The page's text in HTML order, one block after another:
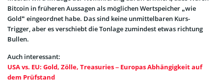
Bitcoin in früheren Aussagen als möglichen Wertspeicher „wie
Gold“ eingeordnet habe. Das sind keine unmittelbaren Kurs-
Trigger, aber es verschiebt die Tonlage zumindest etwas richtung
Bullen.
Auch interessant:
USA vs. EU: Gold, Zölle, Treasuries – Europas Abhängigkeit auf
dem Prüfstand